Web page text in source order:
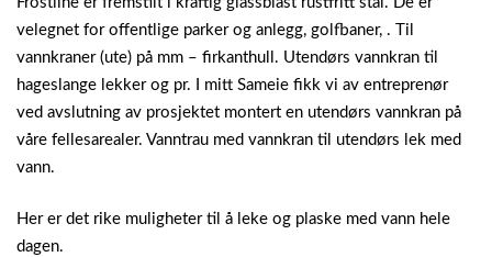
velegnet for offentlige parker og anlegg, golfbaner, . Til
vannkraner (ute) på mm – firkanthull. Utendørs vannkran til
hageslange lekker og pr. I mitt Sameie fikk vi av entreprenør
ved avslutning av prosjektet montert en utendørs vannkran på
våre fellesarealer. Vanntrau med vannkran til utendørs lek med
vann.
Her er det rike muligheter til å leke og plaske med vann hele
dagen.